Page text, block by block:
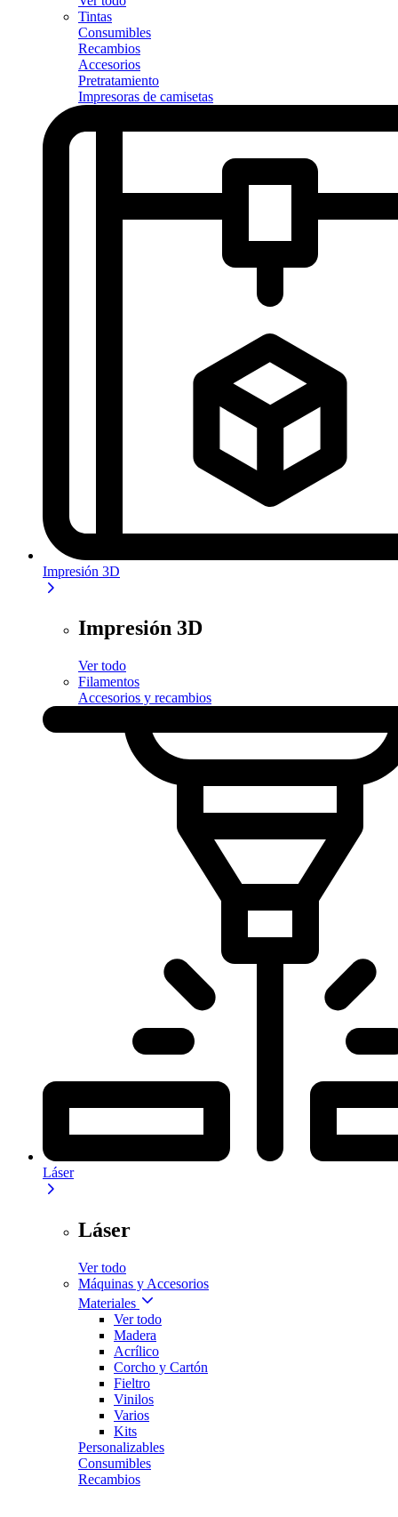
Tintas
Consumibles
Recambios
Accesorios
Pretratamiento
Impresoras de camisetas
Impresión 3D
Impresión 3D
Ver todo
Filamentos
Accesorios y recambios
Láser
Láser
Ver todo
Máquinas y Accesorios
Materiales
Ver todo
Madera
Acrílico
Corcho y Cartón
Fieltro
Vinilos
Varios
Kits
Personalizables
Consumibles
Recambios